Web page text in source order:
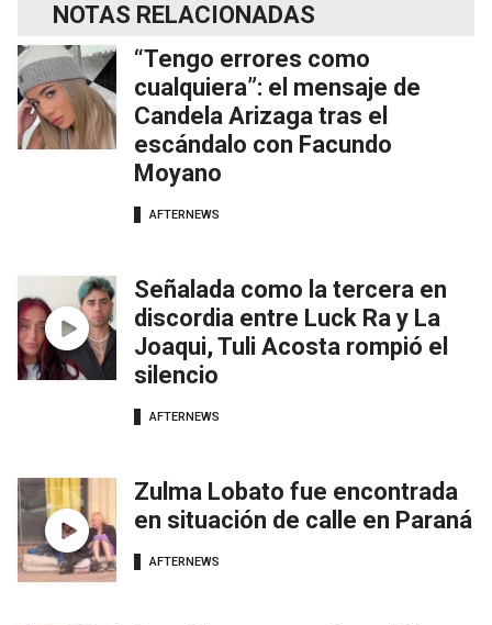
NOTAS RELACIONADAS
“Tengo errores como
cualquiera”: el mensaje de
Candela Arizaga tras el
escándalo con Facundo
Moyano
AFTERNEWS
Señalada como la tercera en
discordia entre Luck Ra y La
Joaqui, Tuli Acosta rompió el
silencio
AFTERNEWS
Zulma Lobato fue encontrada
en situación de calle en Paraná
AFTERNEWS